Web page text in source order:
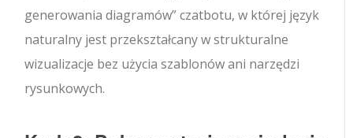
generowania diagramów” czatbotu, w której język
naturalny jest przekształcany w strukturalne
wizualizacje bez użycia szablonów ani narzędzi
rysunkowych.